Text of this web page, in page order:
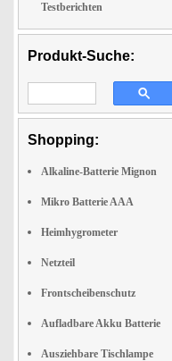
Testberichten
Produkt-Suche:
Shopping:
Alkaline-Batterie Mignon
Mikro Batterie AAA
Heimhygrometer
Netzteil
Frontscheibenschutz
Aufladbare Akku Batterie
Ausziehbare Tischlampe